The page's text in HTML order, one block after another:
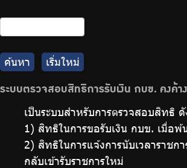
ค้นหา เริ่มใหม่
ระบบตรวจสอบสิทธิการรับเงิน กบข. คงค้าง
เป็นระบบสำหรับการตรวจสอบสิทธิ
1) สิทธิในการขอรับเงิน กบข. เมื่อ
2) สิทธิในการแจ้งการนับเวลาราชก
กลับเข้ารับราชการใหม่